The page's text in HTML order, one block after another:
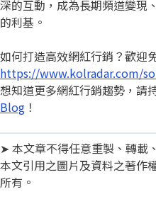
深的互動，成為長期頻道變現
的利基。
如何打造高效網紅行銷？歡迎
https://www.kolradar.com/
想知道更多網紅行銷趨勢，請
Blog ！
➤ 本文章不得任意重製、轉載
本文引用之圖片及資料之著作
所有。